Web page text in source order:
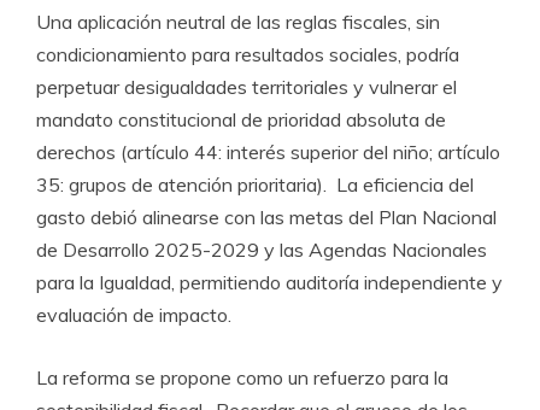
Una aplicación neutral de las reglas fiscales, sin
condicionamiento para resultados sociales, podría
perpetuar desigualdades territoriales y vulnerar el
mandato constitucional de prioridad absoluta de
derechos (artículo 44: interés superior del niño; artículo
35: grupos de atención prioritaria). La eficiencia del
gasto debió alinearse con las metas del Plan Nacional
de Desarrollo 2025-2029 y las Agendas Nacionales
para la Igualdad, permitiendo auditoría independiente y
evaluación de impacto.
La reforma se propone como un refuerzo para la